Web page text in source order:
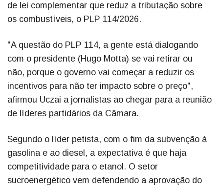
de lei complementar que reduz a tributação sobre
os combustíveis, o PLP 114/2026.
"A questão do PLP 114, a gente está dialogando
com o presidente (Hugo Motta) se vai retirar ou
não, porque o governo vai começar a reduzir os
incentivos para não ter impacto sobre o preço",
afirmou Uczai a jornalistas ao chegar para a reunião
de líderes partidários da Câmara.
Segundo o líder petista, com o fim da subvenção à
gasolina e ao diesel, a expectativa é que haja
competitividade para o etanol. O setor
sucroenergético vem defendendo a aprovação do